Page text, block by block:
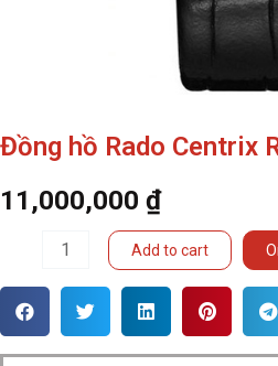
Đồng hồ Rado Centrix
11,000,000 ₫
Rado
Add to cart